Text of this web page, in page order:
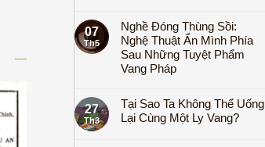
07
Th5
Nghề Đóng Thùng Sồi:
Nghệ Thuật Ẩn Mình Phía
Sau Những Tuyệt Phẩm
Vang Pháp
27
Th3
Tại Sao Ta Không Thể Uống
Lại Cùng Một Ly Vang?